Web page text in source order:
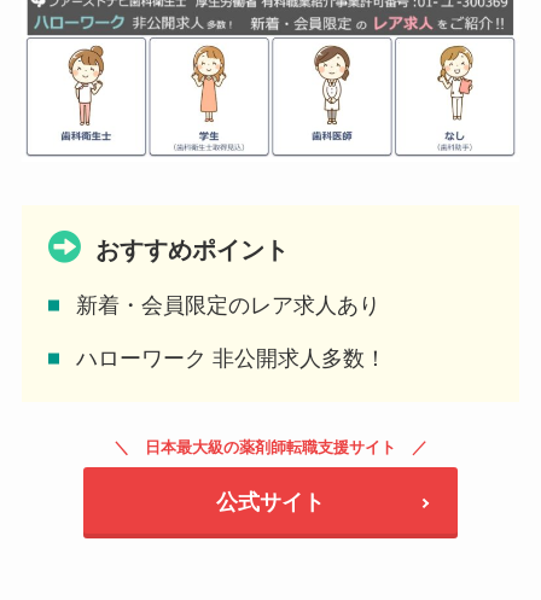
おすすめポイント
新着・会員限定のレア求人あり
ハローワーク 非公開求人多数！
日本最大級の薬剤師転職支援サイト
公式サイト